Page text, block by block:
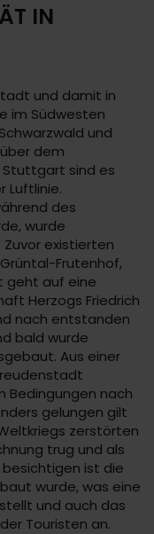
IN
und damit in
im Südwesten
und
dem
Stuttgart sind es
Luftlinie.
des
wurde
existierten
Frutenhof,
geht auf eine
Herzogs Friedrich
nach entstanden
bald wurde
Aus einer
Bedingungen nach
gelungen gilt
zerstörten
trug und als
besichtigen ist die
wurde, was eine
und auch das
Touristen an.